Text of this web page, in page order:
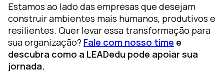
Estamos ao lado das empresas que desejam
construir ambientes mais humanos, produtivos e
resilientes. Quer levar essa transformação para
sua organização? Fale com nosso time e
descubra como a LEADedu pode apoiar sua
jornada.